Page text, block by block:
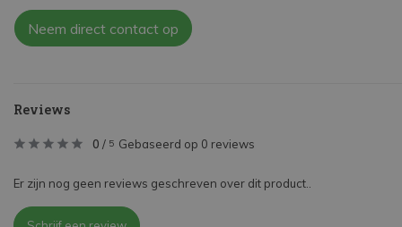
Neem direct contact op
Reviews
0 / 5 Gebaseerd op 0 reviews
Er zijn nog geen reviews geschreven over dit product..